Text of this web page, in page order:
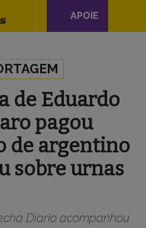
Navegação
principal
APOIE
de Eduardo
pagou
de argentino
sobre urnas
Diario acompanhou